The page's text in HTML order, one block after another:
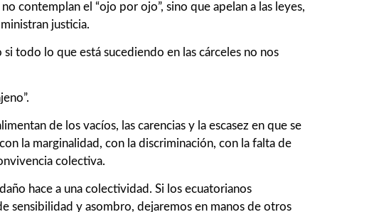
contemplan el “ojo por ojo”, sino que apelan a las leyes,
justicia.
todo lo que está sucediendo en las cárceles no nos
de los vacíos, las carencias y la escasez en que se
la marginalidad, con la discriminación, con la falta de
colectiva.
hace a una colectividad. Si los ecuatorianos
sensibilidad y asombro, dejaremos en manos de otros